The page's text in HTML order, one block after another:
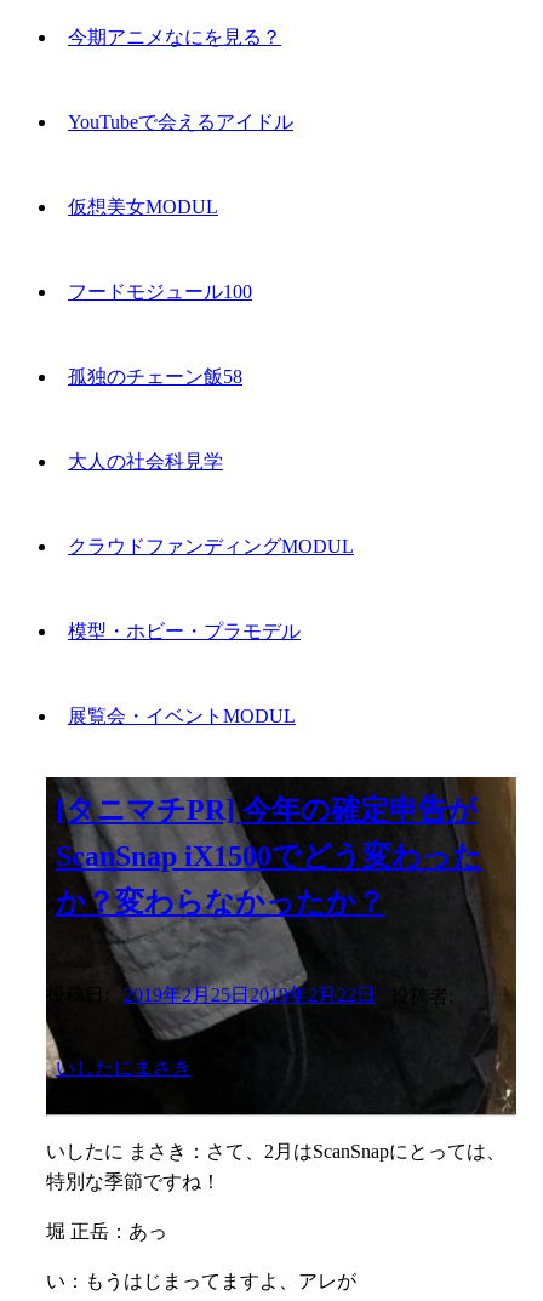
今期アニメなにを見る？
YouTubeで会えるアイドル
仮想美女MODUL
フードモジュール100
孤独のチェーン飯58
大人の社会科見学
クラウドファンディングMODUL
模型・ホビー・プラモデル
展覧会・イベントMODUL
[タニマチPR] 今年の確定申告が
ScanSnap iX1500でどう変わった
か？変わらなかったか？
2019年2月25日2019年2月22日 投稿者:
いしたにまさき
いしたに まさき：さて、2月はScanSnapにとっては、
特別な季節ですね！
堀 正岳：あっ
い：もうはじまってますよ、アレが